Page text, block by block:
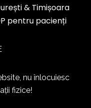
& Timișoara
pentru pacienți
nu înlocuiesc
fizice!